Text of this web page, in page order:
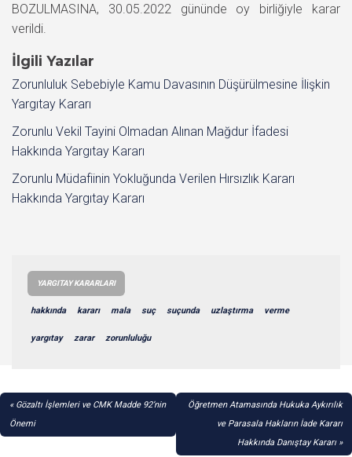
BOZULMASINA, 30.05.2022 gününde oy birliğiyle karar
verildi.
İlgili Yazılar
Zorunluluk Sebebiyle Kamu Davasının Düşürülmesine İlişkin
Yargıtay Kararı
Zorunlu Vekil Tayini Olmadan Alınan Mağdur İfadesi
Hakkında Yargıtay Kararı
Zorunlu Müdafiinin Yokluğunda Verilen Hırsızlık Kararı
Hakkında Yargıtay Kararı
YARGITAY KARARLARI
hakkında kararı mala suç suçunda uzlaştırma verme
yargıtay zarar zorunluluğu
YAZI
GEZINMESI
Gözaltı İşlemleri ve CMK Madde 92’nin
Önemi
Öğretmen Atamasında Hukuka Aykırılık
ve Parasala Hakların İade Kararı
Hakkında Danıştay Kararı